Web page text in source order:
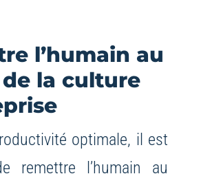
l’humain au
la culture
optimale, il est
remettre l’humain au